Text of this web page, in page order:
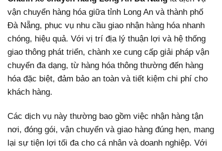
vận chuyển hàng hóa giữa tỉnh Long An và thành phố
Đà Nẵng, phục vụ nhu cầu giao nhận hàng hóa nhanh
chóng, hiệu quả. Với vị trí địa lý thuận lợi và hệ thống
giao thông phát triển, chành xe cung cấp giải pháp vận
chuyển đa dạng, từ hàng hóa thông thường đến hàng
hóa đặc biệt, đảm bảo an toàn và tiết kiệm chi phí cho
khách hàng.
Các dịch vụ này thường bao gồm việc nhận hàng tận
nơi, đóng gói, vận chuyển và giao hàng đúng hẹn, mang
lại sự tiện lợi tối đa cho cá nhân và doanh nghiệp. Với